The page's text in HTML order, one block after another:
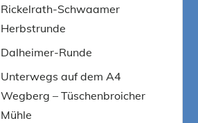
Rickelrath-Schwaamer
Herbstrunde
Dalheimer-Runde
Unterwegs auf dem A4
Wegberg – Tüschenbroicher
Mühle